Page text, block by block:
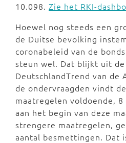
10.098. Zie het RKI-
Hoewel nog steeds een
de Duitse bevolking
coronabeleid van de
steun wel. Dat blijkt uit
DeutschlandTrend van de
de ondervraagden vindt
maatregelen voldoende,
aan het begin van deze
strengere maatregelen,
aantal besmettingen. Dat